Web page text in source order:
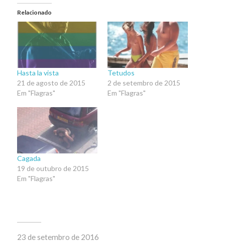
Relacionado
Hasta la vista
21 de agosto de 2015
Em "Flagras"
Tetudos
2 de setembro de 2015
Em "Flagras"
Cagada
19 de outubro de 2015
Em "Flagras"
23 de setembro de 2016